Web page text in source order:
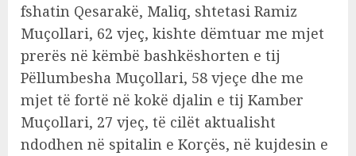
fshatin Qesarakë, Maliq, shtetasi Ramiz
Muçollari, 62 vjeç, kishte dëmtuar me mjet
prerës në këmbë bashkëshorten e tij
Pëllumbesha Muçollari, 58 vjeçe dhe me
mjet të fortë në kokë djalin e tij Kamber
Muçollari, 27 vjeç, të cilët aktualisht
ndodhen në spitalin e Korçës, në kujdesin e